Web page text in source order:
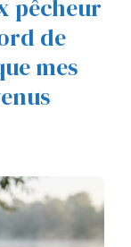
pêcheur
de
mes